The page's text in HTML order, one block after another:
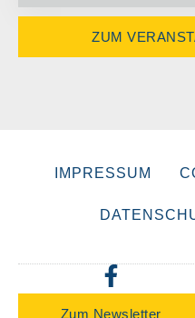
ZUM
IMPRESSUM
Zum Newsletter